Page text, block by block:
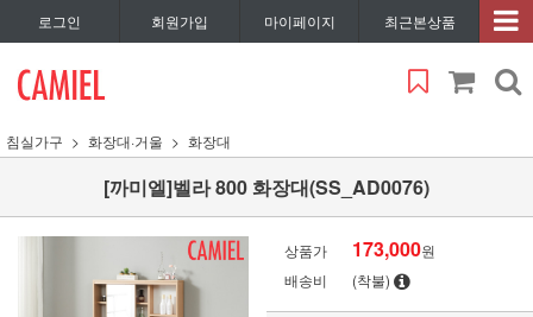
로그인 회원가입 마이페이지 최근본상품
침실가구 화장대·거울 화장대
[까미엘]벨라 800 화장대(SS_AD0076)
상품가 173,000원
배송비
(착불)